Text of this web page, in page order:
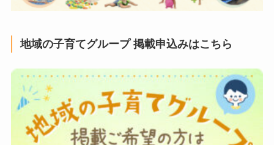
地域の子育てグループ 掲載申込みはこちら